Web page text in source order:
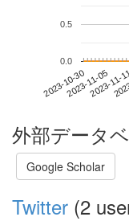
2023-10-302023-11-05
2023-11-
0.0
0.5
外部データ
Google Scholar
Twitter (2